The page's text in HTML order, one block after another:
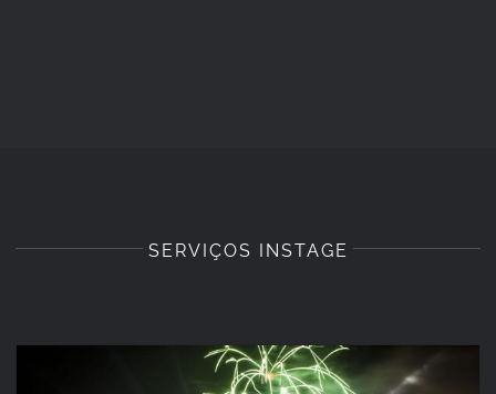
SERVIÇOS INSTAGE